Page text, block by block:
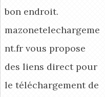
bon endroit.
mazonetelechargeme
nt.fr vous propose
des liens direct pour
le téléchargement de